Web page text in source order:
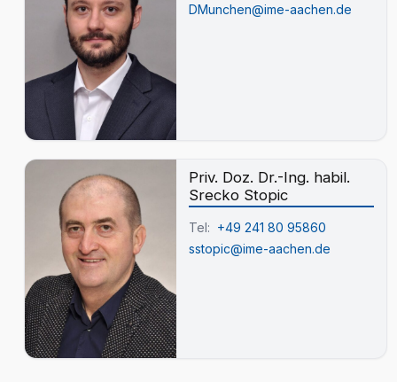
DMunchen@ime-aachen.de
Priv. Doz. Dr.-Ing. habil.
Srecko Stopic
Tel: +49 241 80 95860
sstopic@ime-aachen.de